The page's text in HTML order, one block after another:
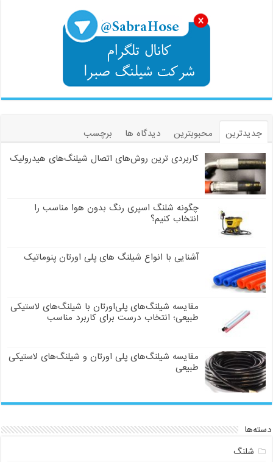
جدیدترین محبوبترین دیدگاه ها
برچسب
کاربردی ترین روش‌های اتصال شیلنگ‌های هیدرولیک
چگونه شلنگ اسپری رنگ بدون هوا مناسب را
انتخاب کنیم؟
آشنایی با انواع شیلنگ های پلی اورتان پنوماتیک
مقایسه شیلنگ‌های پلی‌اورتان با شیلنگ‌های لاستیکی
طبیعی؛ انتخاب درست برای کاربرد مناسب
مقایسه شیلنگ‌های پلی اورتان و شیلنگ‌های لاستیکی
طبیعی
دسته‌ها
شلنگ